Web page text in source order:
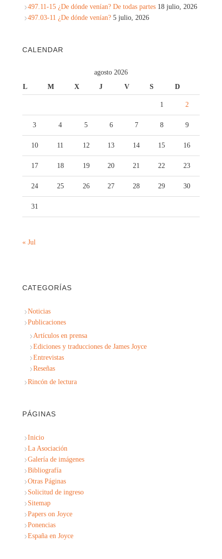
497.11-15 ¿De dónde venían? De todas partes 18 julio, 2026
497.03-11 ¿De dónde venían? 5 julio, 2026
CALENDAR
agosto 2026
L
M X J V S D
1 2
3 4 5 6 7 8 9
10 11 12 13 14 15 16
17 18 19 20 21 22 23
24 25 26 27 28 29 30
31
« Jul
CATEGORÍAS
Noticias
Publicaciones
Artículos en prensa
Ediciones y traducciones de James Joyce
Entrevistas
Reseñas
Rincón de lectura
PÁGINAS
Inicio
La Asociación
Galería de imágenes
Bibliografía
Otras Páginas
Solicitud de ingreso
Sitemap
Papers on Joyce
Ponencias
España en Joyce